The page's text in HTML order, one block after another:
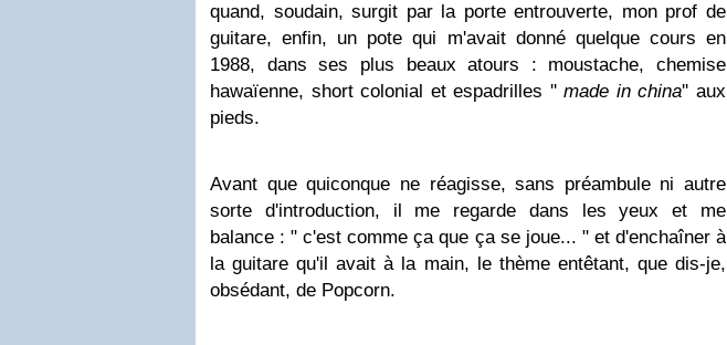
quand, soudain, surgit par la porte entrouverte, mon prof de
guitare, enfin, un pote qui m'avait donné quelque cours en
1988, dans ses plus beaux atours : moustache, chemise
hawaïenne, short colonial et espadrilles ''made in china'' aux
pieds.
Avant que quiconque ne réagisse, sans préambule ni autre
sorte d'introduction, il me regarde dans les yeux et me
balance : " c'est comme ça que ça se joue... " et d'enchaîner à
la guitare qu'il avait à la main, le thème entêtant, que dis-je,
obsédant, de Popcorn.